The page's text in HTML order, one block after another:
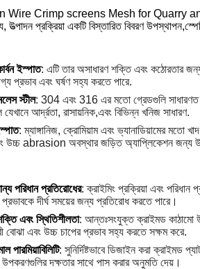
Wire Crimp screens Mesh for Quarry
উত্পাদন প্রক্রিয়া একটি বিস্তারিত বিবরণ
ইস্পাত: এটি তার অসাধারণ শক্তি এবং কঠোরতার জন্য
প্রভাব এবং ঘর্ষণ সহ্য করতে পারে.
স্টীল: 304 এবং 316 এর মতো গ্রেডগুলি সাধারণত
আর্দ্রতা, রাসায়নিক,এবং বিভিন্ন খনিজ সাধারণ.
: ম্যাঙ্গানিজ, ক্রোমিয়াম এবং ভ্যানাডিয়ামের মতো
উচ্চ abrasion অবস্থার জড়িত অ্যাপ্লিকেশন জন্য
পরিধান প্রতিরোধের: ক্রাইমিং প্রক্রিয়া এবং পরিধান
প্রভাবকে দীর্ঘ সময়ের জন্য প্রতিরোধ করতে পারে।
এবং স্থিতিশীলতা: আন্তঃসংযুক্ত ক্রাইমড কাঠামো
বোঝা এবং উচ্চ চাপের প্রভাব সহ্য করতে সক্ষম করে.
পারমিয়াবিলিটি: সুনির্দিষ্টভাবে ডিজাইন করা ক্রাইমড
দক্ষতার সাথে পাস করার অনুমতি দেয়।